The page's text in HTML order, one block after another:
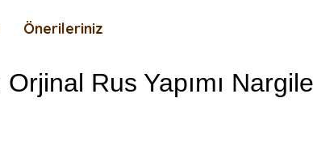
Önerileriniz
Rus Yapımı